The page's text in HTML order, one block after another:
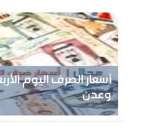
وعدن